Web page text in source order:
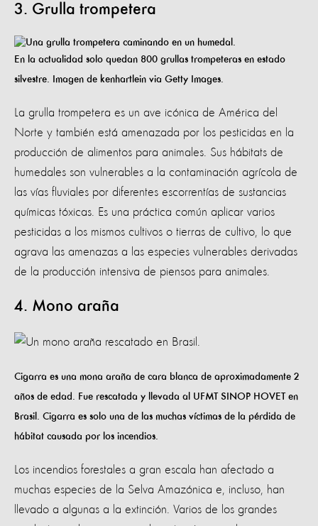
3. Grulla trompetera
En la actualidad solo quedan 800 grullas trompeteras en estado
silvestre. Imagen de kenhartlein via Getty Images.
La grulla trompetera es un ave icónica de América del
Norte y también está amenazada por los pesticidas en la
producción de alimentos para animales. Sus hábitats de
humedales son vulnerables a la contaminación agrícola de
las vías fluviales por diferentes escorrentías de sustancias
químicas tóxicas. Es una práctica común aplicar varios
pesticidas a los mismos cultivos o tierras de cultivo, lo que
agrava las amenazas a las especies vulnerables derivadas
de la producción intensiva de piensos para animales.
4. Mono araña
Cigarra es una mona araña de cara blanca de aproximadamente 2
años de edad. Fue rescatada y llevada al UFMT SINOP HOVET en
Brasil. Cigarra es solo una de las muchas víctimas de la pérdida de
hábitat causada por los incendios.
Los incendios forestales a gran escala han afectado a
muchas especies de la Selva Amazónica e, incluso, han
llevado a algunas a la extinción. Varios de los grandes